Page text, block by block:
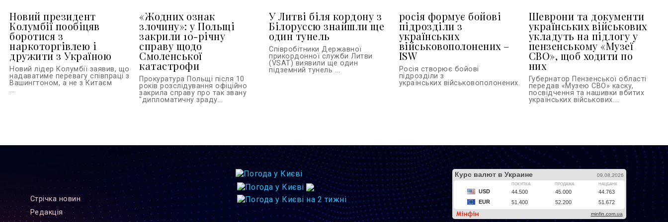
Новий президент
Колумбії пообіцяв
боротися з
наркоторгівлею і
дружити з Україною
Новий лідер Колумбії заявив, що
надаватиме перевагу співпраці з
Вашингтоном, а не з Китаєм
...
«Жодних ознак
злочину»: у Польщі
закрили 10-річну
справу щодо
Смоленської
катастрофи
Прокуратура Польщі після 10
років розслідування офіційно
закрила справу про так звану
"дипломатичну зраду...
У Литві біля кордону з
Білоруссю знайшли ще
один тунель
Співробітники Державної
прикордонної служби Литви
(VSAT) виявили ще один
підземний тунель ...
росія формує бойові
підрозділи з
українських
військовополонених –
ISW
Росія створює бойові
підрозділи з
українських військовополонених...
Шеврони та документи
українських військових
укладуть на підлогу у
пензенському «Музеї
СВО», щоб ходити по
них
Губернатор Пензенської області
передав «Музею СВО» каску,
посвідчення та нашивки вбитих
українських військових....
Стрiчка новин
Редакцiя